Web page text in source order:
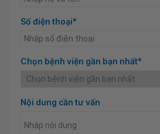
Số điện thoại*
Chọn bệnh viện gần bạn nhất*
Nội dung cần tư vấn